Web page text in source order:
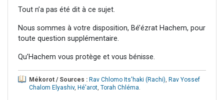
Tout n’a pas été dit à ce sujet.
Nous sommes à votre disposition, Bé’ézrat Hachem, pour
toute question supplémentaire.
Qu’Hachem vous protège et vous bénisse.
Mékorot / Sources : Rav Chlomo Its'haki (Rachi), Rav Yossef
Chalom Elyashiv, Hé'arot, Torah Chléma.